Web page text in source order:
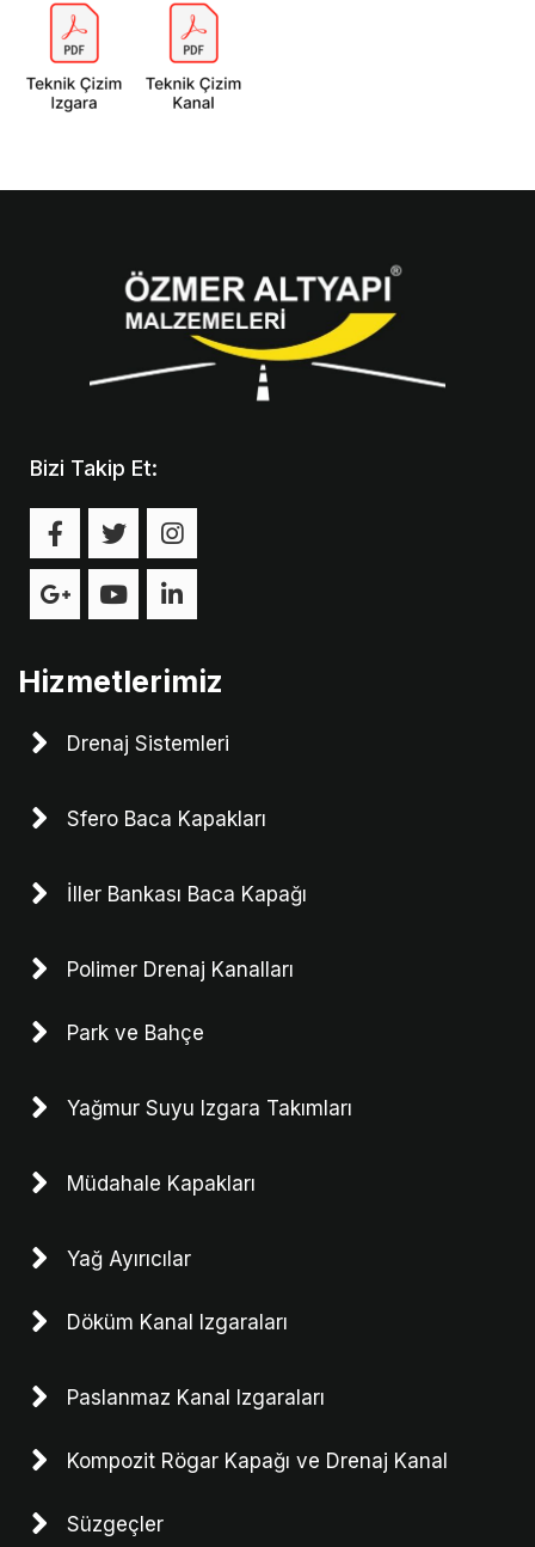
Bizi Takip Et:
Hizmetlerimiz
Drenaj Sistemleri
Sfero Baca Kapakları
İller Bankası Baca Kapağı
Polimer Drenaj Kanalları
Park ve Bahçe
Yağmur Suyu Izgara Takımları
Müdahale Kapakları
Yağ Ayırıcılar
Döküm Kanal Izgaraları
Paslanmaz Kanal Izgaraları
Kompozit Rögar Kapağı ve Drenaj Kanal
Süzgeçler